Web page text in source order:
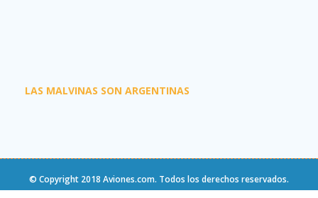
LAS MALVINAS SON ARGENTINAS
© Copyright 2018 Aviones.com. Todos los derechos reservados.